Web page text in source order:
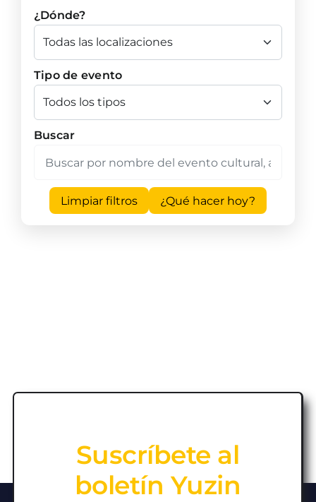
¿Dónde?
Tipo de evento
Buscar
Limpiar filtros ¿Qué hacer hoy?
Suscríbete al
boletín Yuzin